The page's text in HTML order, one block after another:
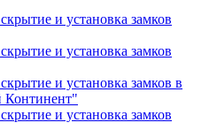
и установка замков
и установка замков
и установка замков в
Континент"
и установка замков